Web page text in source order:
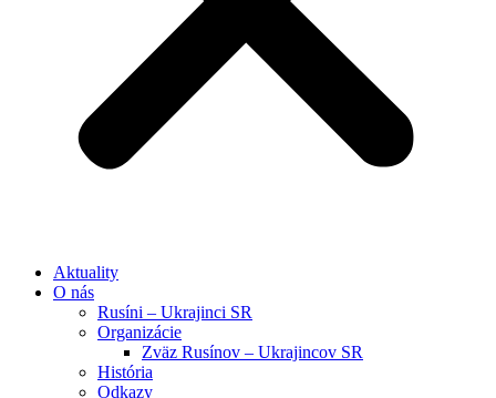
Aktuality
O nás
Rusíni – Ukrajinci SR
Organizácie
Zväz Rusínov – Ukrajincov SR
História
Odkazy